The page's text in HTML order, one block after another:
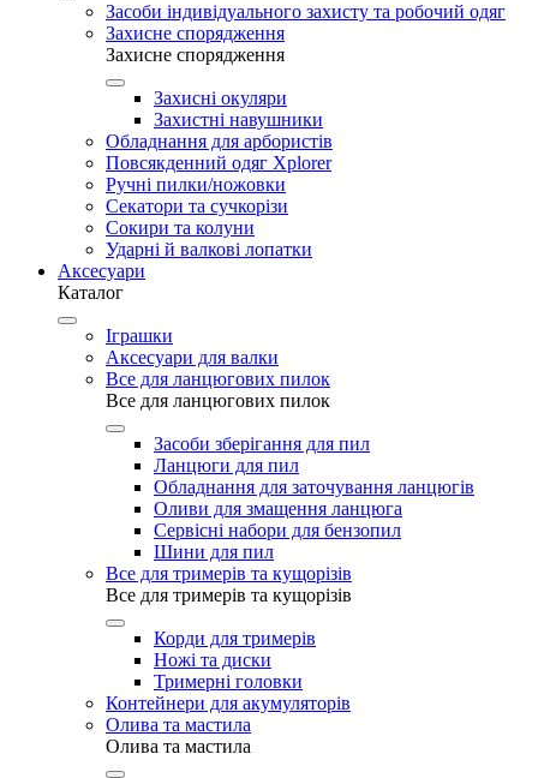
Засоби індивідуального захисту та робочий одяг
Захисне спорядження
Захисне спорядження
Захисні окуляри
Захистні навушники
Обладнання для арбористів
Повсякденний одяг Xplorer
Ручні пилки/ножовки
Секатори та сучкорізи
Сокири та колуни
Ударні й валкові лопатки
Аксесуари
Каталог
Іграшки
Аксесуари для валки
Все для ланцюгових пилок
Все для ланцюгових пилок
Засоби зберігання для пил
Ланцюги для пил
Обладнання для заточування ланцюгів
Оливи для змащення ланцюга
Сервісні набори для бензопил
Шини для пил
Все для тримерів та кущорізів
Все для тримерів та кущорізів
Корди для тримерів
Ножі та диски
Тримерні головки
Контейнери для акумуляторів
Олива та мастила
Олива та мастила